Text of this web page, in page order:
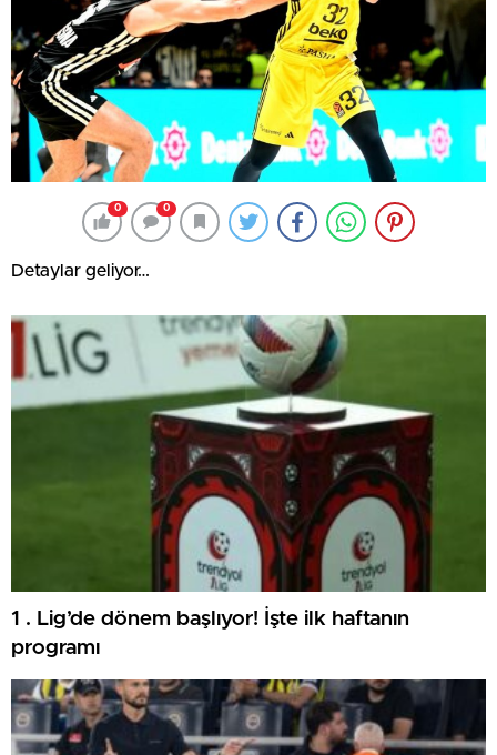
0 0
Detaylar geliyor…
1 . Lig’de dönem başlıyor! İşte ilk haftanın
programı